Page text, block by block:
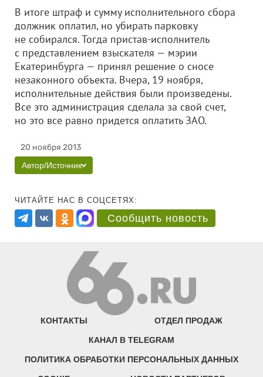
В итоге штраф и сумму исполнительного сбора
должник оплатил, но убирать парковку
не собирался. Тогда пристав-исполнитель
с представлением взыскателя — мэрии
Екатеринбурга — принял решение о сносе
незаконного объекта. Вчера, 19 ноября,
исполнительные действия были произведены.
Все это администрация сделала за свой счет,
но это все равно придется оплатить ЗАО.
20 ноября 2013
Автор/Источник
ЧИТАЙТЕ НАС В СОЦСЕТЯХ:
Сообщить новость
КОНТАКТЫ ОТДЕЛ ПРОДАЖ
КАНАЛ В TELEGRAM
ПОЛИТИКА ОБРАБОТКИ ПЕРСОНАЛЬНЫХ ДАННЫХ